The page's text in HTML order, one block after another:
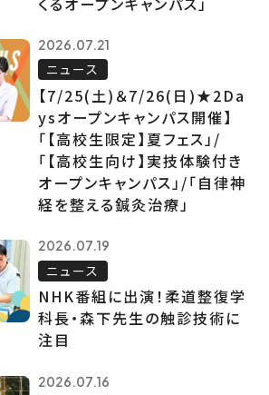
2026.07.21
ニュース
【7/25(土)＆7/26(日)★2Da
ysオープンキャンパス開催】
「【高校生限定】夏フェス」/
「【高校生向け】実技体験付き
オープンキャンパス」/「自律神
経を整える鍼灸治療」
2026.07.19
ニュース
NHK番組に出演！柔道整復学
科長・森下先生の触診技術に
注目
2026.07.16